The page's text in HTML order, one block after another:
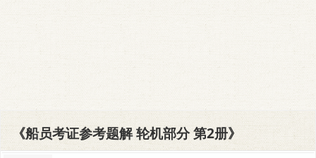
《船员考证参考题解 轮机部分 第2册》